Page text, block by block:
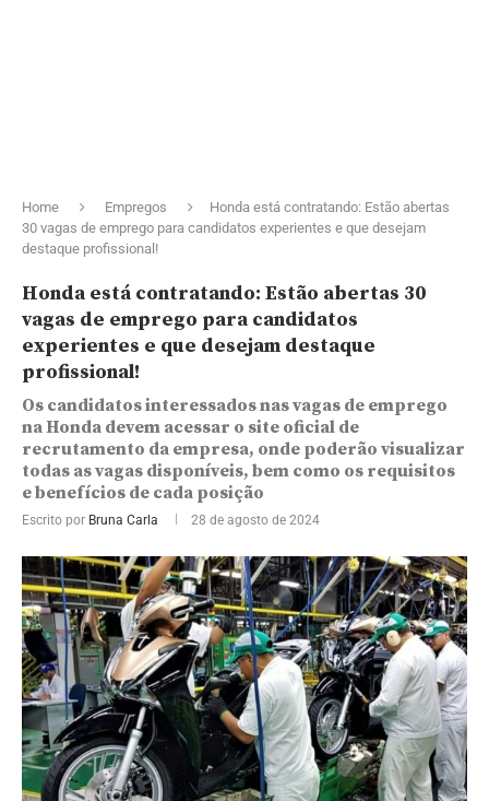
Home Empregos
Honda está contratando: Estão abertas
30 vagas de emprego para candidatos experientes e que desejam
destaque profissional!
Honda está contratando: Estão abertas 30
vagas de emprego para candidatos
experientes e que desejam destaque
profissional!
Os candidatos interessados nas vagas de emprego
na Honda devem acessar o site oficial de
recrutamento da empresa, onde poderão visualizar
todas as vagas disponíveis, bem como os requisitos
e benefícios de cada posição
Escrito por Bruna Carla 28 de agosto de 2024